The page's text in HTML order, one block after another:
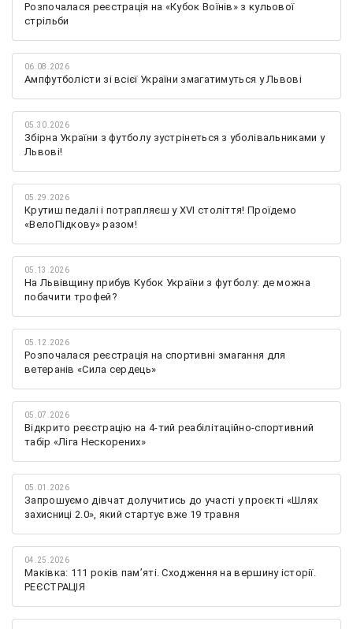
Розпочалася реєстрація на «Кубок Воїнів» з кульової
стрільби
06.08.2026
Ампфутболісти зі всієї України змагатимуться у Львові
05.30.2026
Збірна України з футболу зустрінеться з уболівальниками у
Львові!
05.29.2026
Крутиш педалі і потрапляєш у XVI століття! Проїдемо
«ВелоПідкову» разом!
05.13.2026
На Львівщину прибув Кубок України з футболу: де можна
побачити трофей?
05.12.2026
Розпочалася реєстрація на спортивні змагання для
ветеранів «Сила сердець»
05.07.2026
Відкрито реєстрацію на 4-тий реабілітаційно-спортивний
табір «Ліга Нескорених»
05.01.2026
Запрошуємо дівчат долучитись до участі у проєкті «Шлях
захисниці 2.0», який стартує вже 19 травня
04.25.2026
Маківка: 111 років пам’яті. Сходження на вершину історії.
РЕЄСТРАЦІЯ